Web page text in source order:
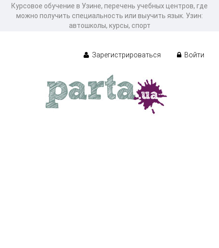
Курсовое обучение в Узине, перечень учебных центров, где
можно получить специальность или выучить язык. Узин:
автошколы, курсы, спорт
Зарегистрироваться Войти